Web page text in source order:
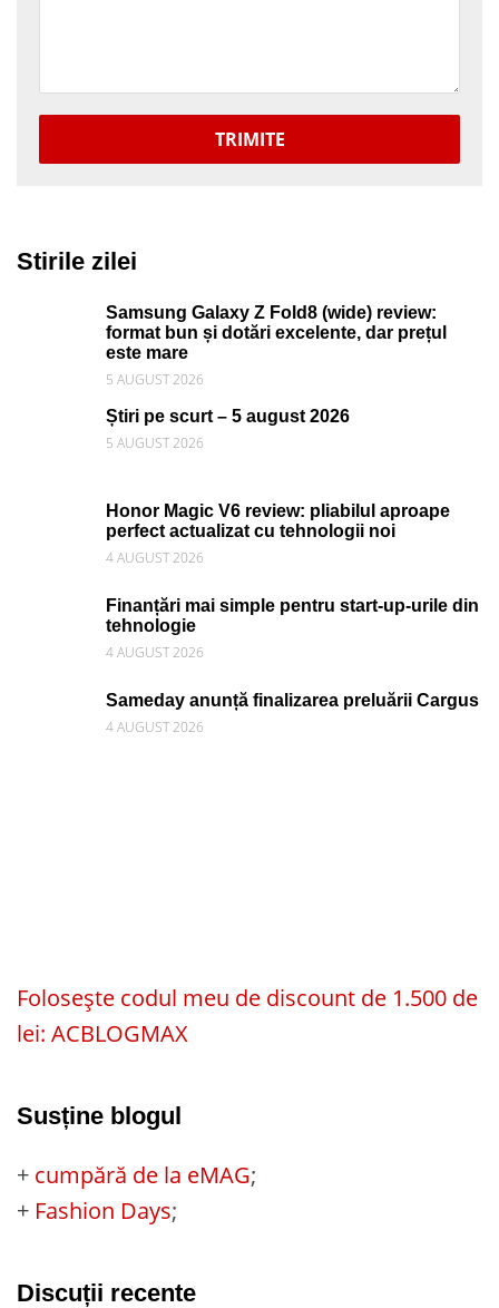
TRIMITE
Stirile zilei
Samsung Galaxy Z Fold8 (wide) review:
format bun și dotări excelente, dar prețul
este mare
5 AUGUST 2026
Știri pe scurt – 5 august 2026
5 AUGUST 2026
Honor Magic V6 review: pliabilul aproape
perfect actualizat cu tehnologii noi
4 AUGUST 2026
Finanțări mai simple pentru start-up-urile din
tehnologie
4 AUGUST 2026
Sameday anunță finalizarea preluării Cargus
4 AUGUST 2026
Folosește codul meu de discount de 1.500 de
lei: ACBLOGMAX
Susține blogul
+ cumpără de la eMAG;
+ Fashion Days;
Discuții recente